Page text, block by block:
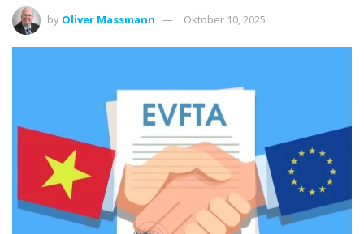
by Oliver Massmann Oktober 10, 2025